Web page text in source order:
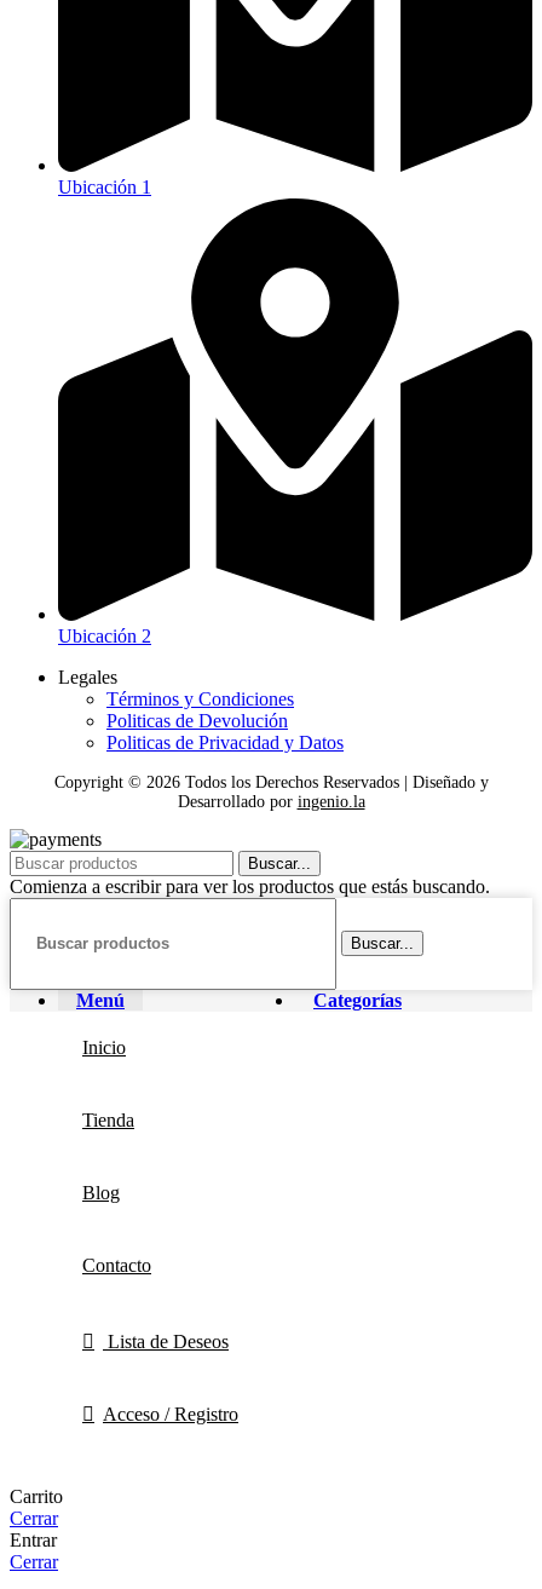
Ubicación 1
Ubicación 2
Legales
Términos y Condiciones
Politicas de Devolución
Politicas de Privacidad y Datos
Copyright © 2026Todos los Derechos Reservados | Diseñado y
Desarrollado por ingenio.la
Buscar...
Comienza a escribir para ver los productos que estás buscando.
Buscar...
Menú Categorías
Inicio
Tienda
Blog
Contacto
Lista de Deseos
Acceso / Registro
Carrito
Cerrar
Entrar
Cerrar